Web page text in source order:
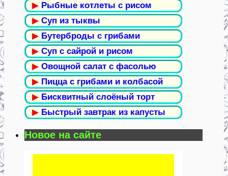
▶ Рыбные котлеты с рисом
▶ Суп из тыквы
▶ Бутерброды с грибами
▶ Суп с сайрой и рисом
▶ Овощной салат с фасолью
▶ Пицца с грибами и колбасой
▶ Бисквитный слоёный торт
▶ Быстрый завтрак из капусты
Новое на сайте